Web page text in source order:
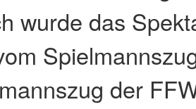
wurde das
der